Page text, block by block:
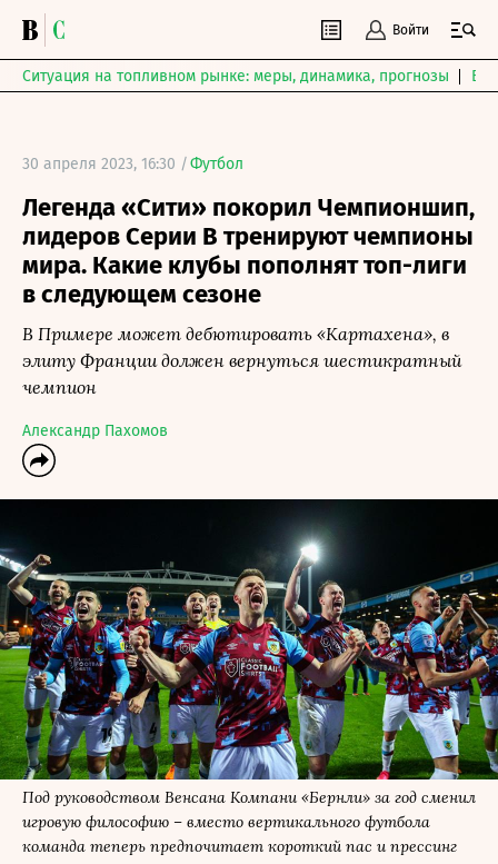
Войти
Ситуация на топливном рынке: меры, динамика, прогнозы
30 апреля 2023, 16:30 /Футбол
Легенда «Сити» покорил Чемпионшип,
лидеров Серии B тренируют чемпионы
мира. Какие клубы пополнят топ-лиги
в следующем сезоне
В Примере может дебютировать «Картахена», в
элиту Франции должен вернуться шестикратный
чемпион
Александр Пахомов
Под руководством Венсана Компани «Бернли» за год сменил
игровую философию – вместо вертикального футбола
команда теперь предпочитает короткий пас и прессинг